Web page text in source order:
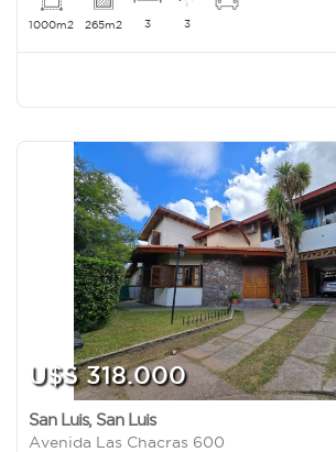
1000m2 265m2 3 3
U$S 318.000
San Luis, San Luis
Avenida Las Chacras 600